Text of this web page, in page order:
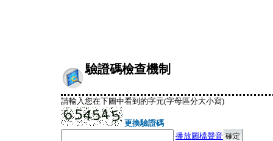
驗證碼檢查機制
請輸入您在下圖中看到的字元(字母區分大小寫)
更換驗證碼
播放圖檔聲音